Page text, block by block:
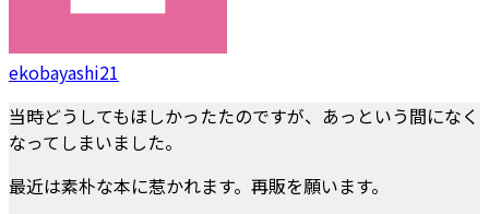
ekobayashi21
当時どうしてもほしかったたのですが、あっという間になく
なってしまいました。
最近は素朴な本に惹かれます。再販を願います。